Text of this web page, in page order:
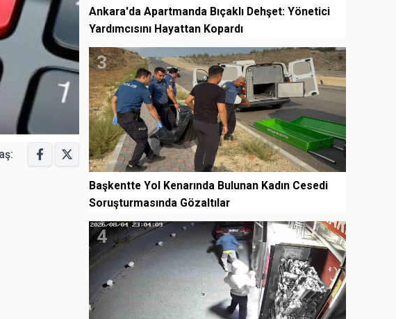
Ankara'da Apartmanda Bıçaklı Dehşet: Yönetici
Yardımcısını Hayattan Kopardı
3
Başkentte Yol Kenarında Bulunan Kadın Cesedi
Soruşturmasında Gözaltılar
4